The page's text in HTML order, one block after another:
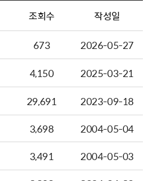
조회수 작성일
673
2026-05-27
4,150
2025-03-21
29,691
2023-09-18
3,698
2004-05-04
3,491
2004-05-03